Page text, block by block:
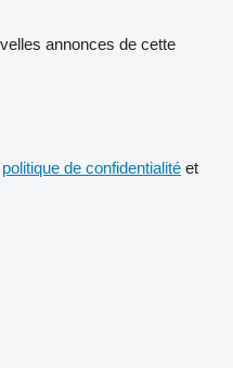
annonces de cette
politique de confidentialité et